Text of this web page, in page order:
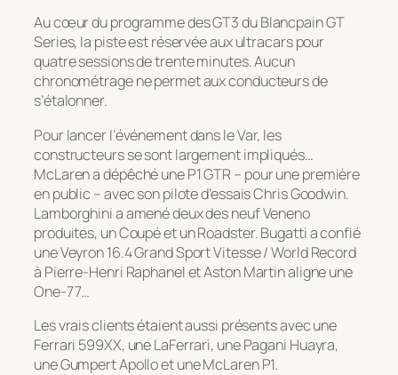
Au cœur du programme des GT3 du Blancpain GT
Series, la piste est réservée aux ultracars pour
quatre sessions de trente minutes. Aucun
chronométrage ne permet aux conducteurs de
s’étalonner.
Pour lancer l’événement dans le Var, les
constructeurs se sont largement impliqués…
McLaren a dépêché une P1 GTR – pour une première
en public – avec son pilote d’essais Chris Goodwin.
Lamborghini a amené deux des neuf Veneno
produites, un Coupé et un Roadster. Bugatti a confié
une Veyron 16.4 Grand Sport Vitesse / World Record
à Pierre-Henri Raphanel et Aston Martin aligne une
One-77…
Les vrais clients étaient aussi présents avec une
Ferrari 599XX, une LaFerrari, une Pagani Huayra,
une Gumpert Apollo et une McLaren P1.